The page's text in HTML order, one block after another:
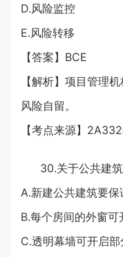
D.风险监控
E.风险转移
【答案】BCE
【解析】项目管理
风险自留。
【考点来源】
30.关于公共建
A.新建公共建筑要
B.每个房间的外窗
C.透明幕墙可开启